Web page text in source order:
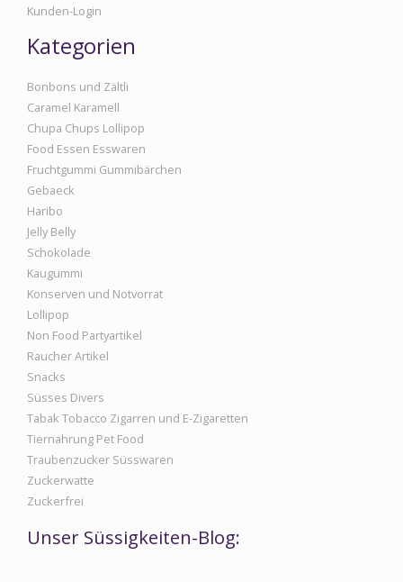
Kunden-Login
Kategorien
Bonbons und Zältli
Caramel Karamell
Chupa Chups Lollipop
Food Essen Esswaren
Fruchtgummi Gummibärchen
Gebaeck
Haribo
Jelly Belly
Schokolade
Kaugummi
Konserven und Notvorrat
Lollipop
Non Food Partyartikel
Raucher Artikel
Snacks
Süsses Divers
Tabak Tobacco Zigarren und E-Zigaretten
Tiernahrung Pet Food
Traubenzucker Süsswaren
Zuckerwatte
Zuckerfrei
Unser Süssigkeiten-Blog: